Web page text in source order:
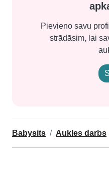
Pievieno savu
strādāsim, lai
Babysits Aukles darbs